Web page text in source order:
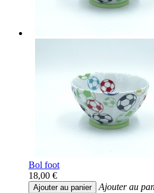
Bol foot
18,00 €
Ajouter au panier
Ajouter au